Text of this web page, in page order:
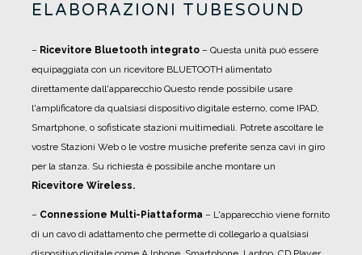
ELABORAZIONI TUBESOUND
– Ricevitore Bluetooth integrato – Questa unità può essere
equipaggiata con un ricevitore BLUETOOTH alimentato
direttamente dall'apparecchio Questo rende possibile usare
l'amplificatore da qualsiasi dispositivo digitale esterno, come IPAD,
Smartphone, o sofisticate stazioni multimediali. Potrete ascoltare le
vostre Stazioni Web o le vostre musiche preferite senza cavi in giro
per la stanza. Su richiesta è possibile anche montare un
Ricevitore Wireless.
– Connessione Multi-Piattaforma – L'apparecchio viene fornito
di un cavo di adattamento che permette di collegarlo a qualsiasi